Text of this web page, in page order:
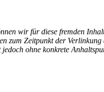
wir für diese fremden
zum Zeitpunkt der
ohne konkrete